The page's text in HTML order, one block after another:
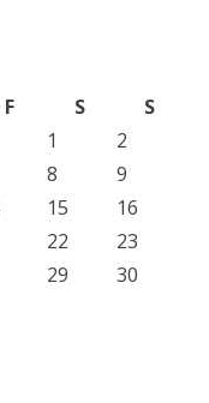
F S
S
1
2
8
9
15
16
22
23
29
30